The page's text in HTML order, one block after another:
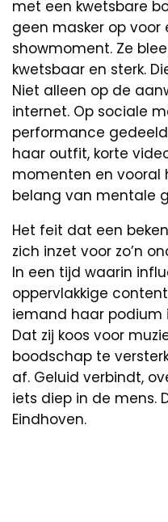
met een kwetsbare
geen masker op voor
showmoment. Ze
kwetsbaar en sterk.
Niet alleen op de
internet. Op sociale
performance gedeeld
haar outfit, korte
momenten en vooral
belang van mentale
Het feit dat een
zich inzet voor zo’n
In een tijd waarin
oppervlakkige
iemand haar podium
Dat zij koos voor
boodschap te
af. Geluid verbindt,
iets diep in de mens.
Eindhoven.